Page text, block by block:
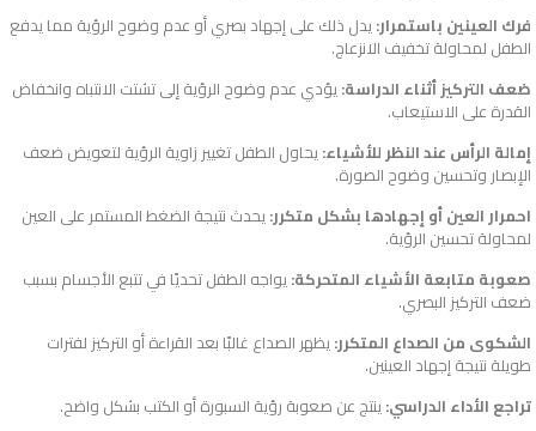
فرك العينين باستمرار:يدل ذلك على إجهاد بصري أو عدم وضوح الرؤية مما يدفع
الطفل لمحاولة تخفيف الانزعاج.
ضعف التركيز أثناء الدراسة:يؤدي عدم وضوح الرؤية إلى تشتت الانتباه وانخفاض
القدرة على الاستيعاب.
إمالة الرأس عند النظر للأشياء:يحاول الطفل تغيير زاوية الرؤية لتعويض ضعف
الإبصار وتحسين وضوح الصورة.
احمرار العين أو إجهادها بشكل متكرر:يحدث نتيجة الضغط المستمر على العين
لمحاولة تحسين الرؤية.
صعوبة متابعة الأشياء المتحركة:يواجه الطفل تحديًا في تتبع الأجسام بسبب
ضعف التركيز البصري.
الشكوى من الصداع المتكرر:يظهر الصداع غالبًا بعد القراءة أو التركيز لفترات
طويلة نتيجة إجهاد العينين.
تراجع الأداء الدراسي:ينتج عن صعوبة رؤية السبورة أو الكتب بشكل واضح.